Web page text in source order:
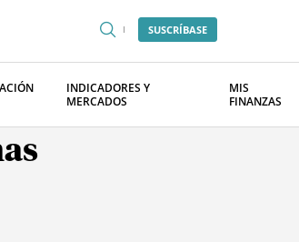
SUSCRÍBASE
INDICADORES Y
MERCADOS
MIS
FINANZAS